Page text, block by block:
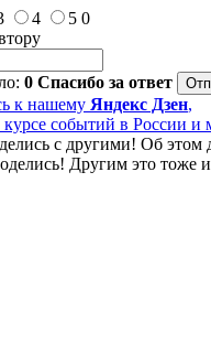
4 5 0
0 Спасибо за ответ
к нашему Яндекс Дзен,
событий в России и
с другими! Об этом
Другим это тоже